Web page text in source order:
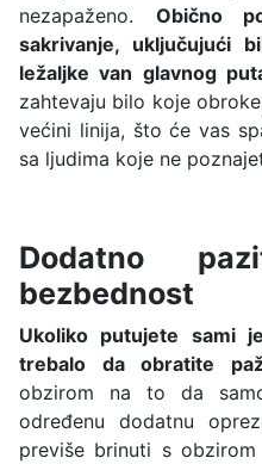
nezapaženo. Obično
sakrivanje, uključujući
ležaljke van glavnog
zahtevaju bilo koje
većini linija, što će vas
sa ljudima koje ne
Dodatno
bezbednost
Ukoliko putujete sami
trebalo da obratite
obzirom na to da
određenu dodatnu
previše brinuti s